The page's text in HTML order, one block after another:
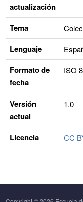
actualización
Tema
Lenguaje
Formato de
fecha
ISO
Versión
actual
1.0
Licencia CC